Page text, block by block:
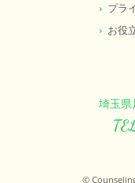
プラ
お役
埼玉
©